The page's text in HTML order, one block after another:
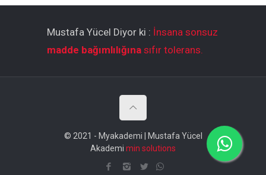
Mustafa Yücel Diyor ki : İnsana sonsuz
madde bağımlılığına sıfır tolerans.
© 2021 - Myakademi | Mustafa Yücel
Akademi min solutions